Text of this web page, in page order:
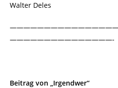
Walter Deles
———————————————-
Beitrag von „Irgendwer“